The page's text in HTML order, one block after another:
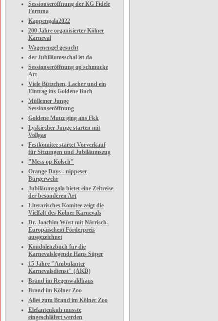
Sessionseröffnung der KG Fidele
Fortuna
Kappengala2022
200 Jahre organisierter Kölner
Karneval
Wagenengel gesucht
der Jubiläumsschal ist da
Sessionseröffnung op schmucke
Art
Viele Bützchen, Lacher und ein
Eintrag ins Goldene Buch
Müllemer Junge
Sessionseröffnung
Goldene Muuz ging ans Fkk
Lyskircher Junge starten mit
Vollgas
Festkomitee startet Vorverkauf
für Sitzungen und Jubiläumszug
"Mess op Kölsch"
Orange Days - nippeser
Bürgerwehr
Jubiläumsgala bietet eine Zeitreise
der besonderen Art
Literarisches Komitee zeigt die
Vielfalt des Kölner Karnevals
Dr. Joachim Wüst mit Närrisch-
Europäischem Förderpreis
ausgezeichnet
Kondolenzbuch für die
Karnevalslegende Hans Süper
15 Jahre "Ambulanter
Karnevalsdienst" (AKD)
Brand im Regenwaldhaus
Brand im Kölner Zoo
Alles zum Brand im Kölner Zoo
Elefantenkuh musste
eingeschläfert werden